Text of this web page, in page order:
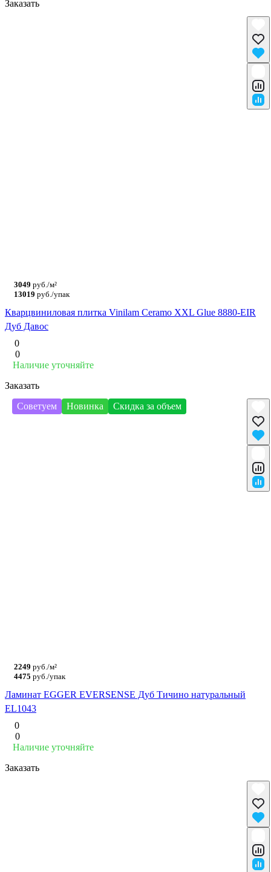
Заказать
3049 руб./м²
13019 руб./упак
Кварцвиниловая плитка Vinilam Ceramo XXL Glue 8880-EIR
Дуб Давос
0
0
Наличие уточняйте
Заказать
Советуем
Новинка Скидка за объем
2249 руб./м²
4475 руб./упак
Ламинат EGGER EVERSENSE Дуб Тичино натуральный
EL1043
0
0
Наличие уточняйте
Заказать